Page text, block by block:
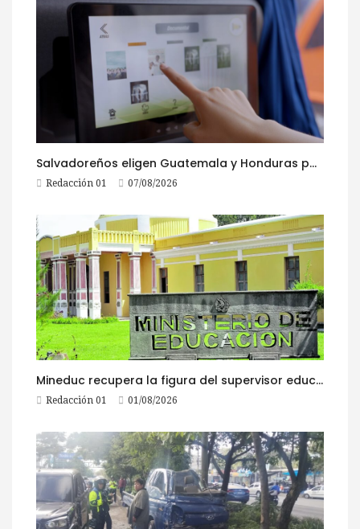
Salvadoreños eligen Guatemala y Honduras para viajar durante las Fiestas Agostinas
Redacción 01 07/08/2026
Mineduc recupera la figura del supervisor educativo con 968 plazas
Redacción 01 01/08/2026